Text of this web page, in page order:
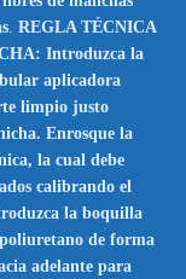
. REGLA TÉCNICA
Introduzca la
aplicadora
limpio justo
Enrosque la
la cual debe
calibrando el
la boquilla
de forma
adelante para